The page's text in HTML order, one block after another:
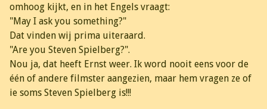
omhoog kijkt, en in het Engels vraagt:
"May I ask you something?"
Dat vinden wij prima uiteraard.
"Are you Steven Spielberg?".
Nou ja, dat heeft Ernst weer. Ik word nooit eens voor de
één of andere filmster aangezien, maar hem vragen ze of
ie soms Steven Spielberg is!!!